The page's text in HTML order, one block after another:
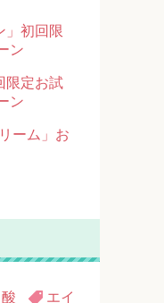
」初回限
ン
限定お試
ン
ーム」お
エイ